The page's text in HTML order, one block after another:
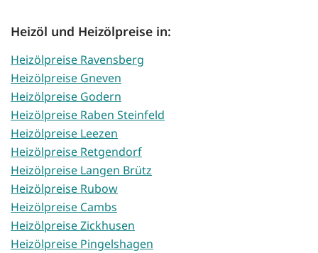
Heizöl und Heizölpreise in:
Heizölpreise Ravensberg
Heizölpreise Gneven
Heizölpreise Godern
Heizölpreise Raben Steinfeld
Heizölpreise Leezen
Heizölpreise Retgendorf
Heizölpreise Langen Brütz
Heizölpreise Rubow
Heizölpreise Cambs
Heizölpreise Zickhusen
Heizölpreise Pingelshagen